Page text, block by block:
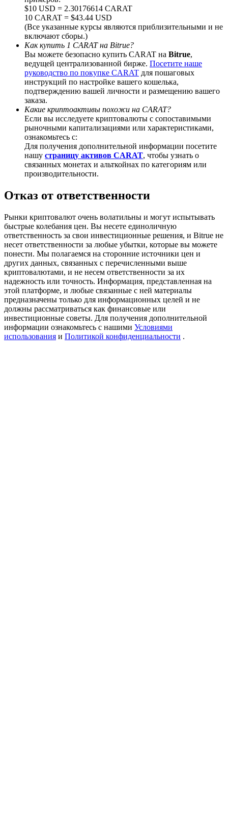
BTC Welcome Rewards
Deposit & Trade BTC to Share 25000 USDT prize pool!
Deposit CASHCAT & Win
Share 500000 CASHCAT prize pool
Exclusive for BitMart Users
Precious Metals Trading Carnival
Trade Gold & Silver · 33,333 USDT Bonus
USDT New User Exclusive 10% APR
USDT Flexible Staking | Daily Rewards
$10 USD = 2.30176614 CARAT
10 CARAT = $43.44 USD
(Все указанные курсы являются приблизительными и не
включают сборы.)
Как купить 1 CARAT на Bitrue?
Вы можете безопасно купить CARAT на Bitrue,
ведущей централизованной бирже. Посетите наше
руководство по покупке CARAT для пошаговых
инструкций по настройке вашего кошелька,
подтверждению вашей личности и размещению вашего
заказа.
Какие криптоактивы похожи на CARAT?
Если вы исследуете криптовалюты с сопоставимыми
рыночными капитализациями или характеристиками,
ознакомьтесь с:
Для получения дополнительной информации посетите
нашу страницу активов CARAT, чтобы узнать о
связанных монетах и альткойнах по категориям или
производительности.
Отказ от ответственности
Рынки криптовалют очень волатильны и могут испытывать
быстрые колебания цен. Вы несете единоличную
ответственность за свои инвестиционные решения, и Bitrue не
несет ответственности за любые убытки, которые вы можете
понести. Мы полагаемся на сторонние источники цен и
других данных, связанных с перечисленными выше
криптовалютами, и не несем ответственности за их
надежность или точность. Информация, представленная на
этой платформе, и любые связанные с ней материалы
предназначены только для информационных целей и не
должны рассматриваться как финансовые или
инвестиционные советы. Для получения дополнительной
информации ознакомьтесь с нашими Условиями
использования и Политикой конфиденциальности .